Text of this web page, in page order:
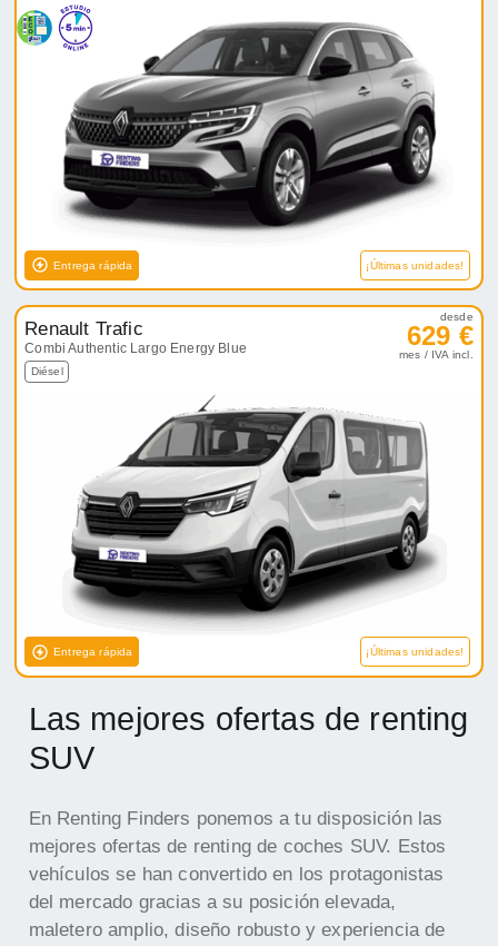
Entrega rápida ¡Últimas unidades!
Renault Trafic
Combi Authentic Largo Energy Blue
Diésel
desde
629 €
mes / IVA incl.
Entrega rápida ¡Últimas unidades!
Las mejores ofertas de renting
SUV
En Renting Finders ponemos a tu disposición las
mejores ofertas de renting de coches SUV. Estos
vehículos se han convertido en los protagonistas
del mercado gracias a su posición elevada,
maletero amplio, diseño robusto y experiencia de